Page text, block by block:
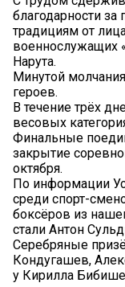
благодарности
традициям от
военнослужащих
Нарута.
Минутой
героев.
В течение трёх
весовых
Финальные
закрытие
октября.
По информации
среди спорт-
боксёров из
стали Антон
Серебряные
Кондугашев,
у Кирилла